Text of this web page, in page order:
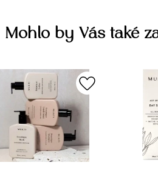
Mohlo by Vás také
favorite_border